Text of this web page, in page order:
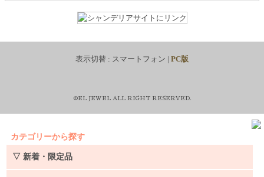
表示切替 : スマートフォン | PC版
©EL JEWEL ALL RIGHT RESERVED.
カテゴリーから探す
▽ 新着・限定品